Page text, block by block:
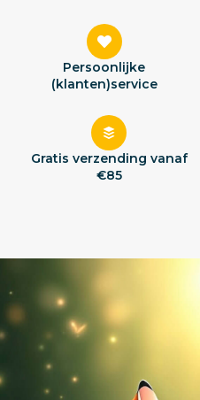
Persoonlijke
(klanten)service
Gratis verzending vanaf
€85